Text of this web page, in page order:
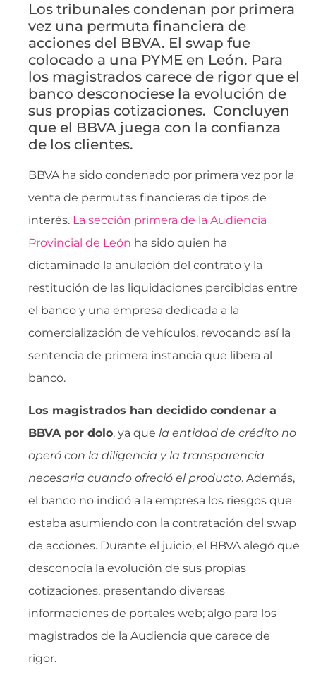
Los tribunales condenan por primera
vez una permuta financiera de
acciones del BBVA. El swap fue
colocado a una PYME en León. Para
los magistrados carece de rigor que el
banco desconociese la evolución de
sus propias cotizaciones. Concluyen
que el BBVA juega con la confianza
de los clientes.
BBVA ha sido condenado por primera vez por la
venta de permutas financieras de tipos de
interés. La sección primera de la Audiencia
Provincial de León ha sido quien ha
dictaminado la anulación del contrato y la
restitución de las liquidaciones percibidas entre
el banco y una empresa dedicada a la
comercialización de vehículos, revocando así la
sentencia de primera instancia que libera al
banco.
Los magistrados han decidido condenar a
BBVA por dolo, ya que  la entidad de crédito no
operó con la diligencia y la transparencia
necesaria cuando ofreció el producto. Además,
el banco no indicó a la empresa los riesgos que
estaba asumiendo con la contratación del swap
de acciones. Durante el juicio, el BBVA alegó que
desconocía la evolución de sus propias
cotizaciones, presentando diversas
informaciones de portales web; algo para los
magistrados de la Audiencia que carece de
rigor.